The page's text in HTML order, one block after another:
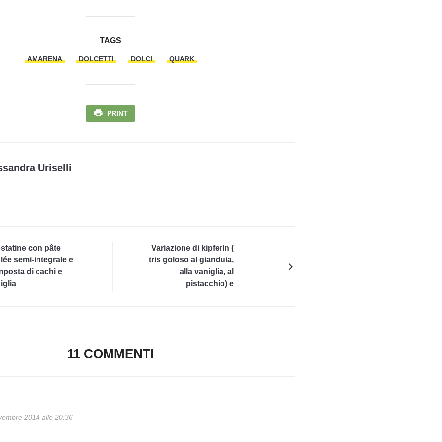
TAGS
AMARENA DOLCETTI DOLCI QUARK
PRINT
Uriselli
con pâte
semi-integrale e
di cachi e
Variazione di kipferln (
tris goloso al gianduia,
alla vaniglia, al
pistacchio) e
11 COMMENTI
2014 alle 20:36